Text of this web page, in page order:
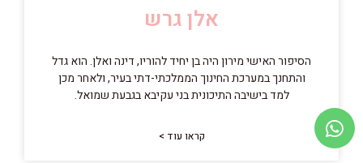
אלן גרש
הסיפור האישי מירון היה בן יחיד להוריו, דינה ואלן. הוא גדל
והתחנך במערכת החינוך הממלכתי-דתי בעיר, ולאחר מכן
למד בישיבה התיכונית בני עקיבא בגבעת שמואל.
קראו עוד >